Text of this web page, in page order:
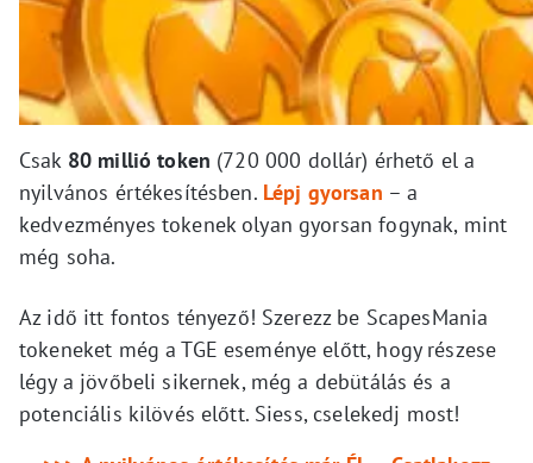
Csak 80 millió token (720 000 dollár) érhető el a
nyilvános értékesítésben. Lépj gyorsan – a
kedvezményes tokenek olyan gyorsan fogynak, mint
még soha.
Az idő itt fontos tényező! Szerezz be ScapesMania
tokeneket még a TGE eseménye előtt, hogy részese
légy a jövőbeli sikernek, még a debütálás és a
potenciális kilövés előtt. Siess, cselekedj most!